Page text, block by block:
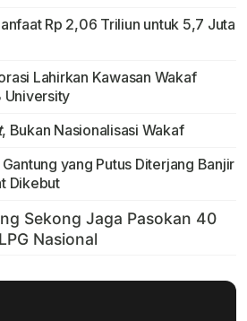
Rp 2,06 Triliun untuk 5,7 Juta
Lahirkan Kawasan Wakaf
University
, Bukan Nasionalisasi Wakaf
yang Putus Diterjang Banjir
Dikebut